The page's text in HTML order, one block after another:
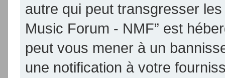
autre qui peut transgresser
Music Forum - NMF” est
peut vous mener à un
une notification à votre